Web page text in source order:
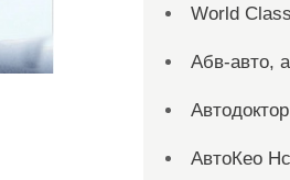
World
Абв-авто,
АвтоКео